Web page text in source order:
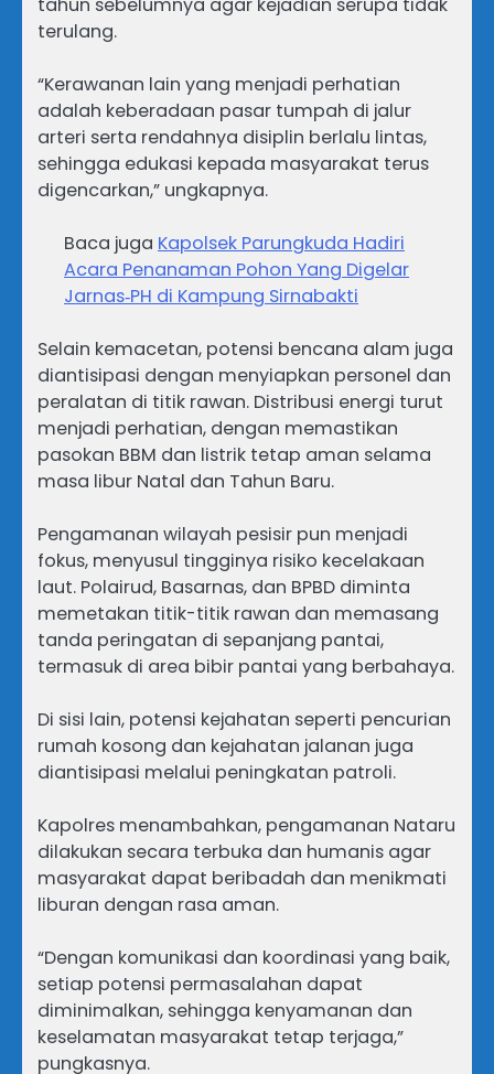
terulang.
“Kerawanan lain yang menjadi perhatian
adalah keberadaan pasar tumpah di jalur
arteri serta rendahnya disiplin berlalu lintas,
sehingga edukasi kepada masyarakat terus
digencarkan,” ungkapnya.
Baca juga Kapolsek Parungkuda Hadiri
Acara Penanaman Pohon Yang Digelar
Jarnas‑PH di Kampung Sirnabakti
Selain kemacetan, potensi bencana alam juga
diantisipasi dengan menyiapkan personel dan
peralatan di titik rawan. Distribusi energi turut
menjadi perhatian, dengan memastikan
pasokan BBM dan listrik tetap aman selama
masa libur Natal dan Tahun Baru.
Pengamanan wilayah pesisir pun menjadi
fokus, menyusul tingginya risiko kecelakaan
laut. Polairud, Basarnas, dan BPBD diminta
memetakan titik-titik rawan dan memasang
tanda peringatan di sepanjang pantai,
termasuk di area bibir pantai yang berbahaya.
Di sisi lain, potensi kejahatan seperti pencurian
rumah kosong dan kejahatan jalanan juga
diantisipasi melalui peningkatan patroli.
Kapolres menambahkan, pengamanan Nataru
dilakukan secara terbuka dan humanis agar
masyarakat dapat beribadah dan menikmati
liburan dengan rasa aman.
“Dengan komunikasi dan koordinasi yang baik,
setiap potensi permasalahan dapat
diminimalkan, sehingga kenyamanan dan
keselamatan masyarakat tetap terjaga,”
pungkasnya.